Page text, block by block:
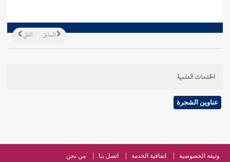
التالي السابق
الخدمات العلمية
عناوين الشجرة
وثيقة الخصوصية اتفاقية الخدمة اتصل بنا من نحن